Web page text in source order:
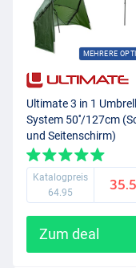
MEHRERE
Ultimate 3 in 1
System 50''/127cm
und Seitenschirm)
Katalogpreis
64.95
Zum deal